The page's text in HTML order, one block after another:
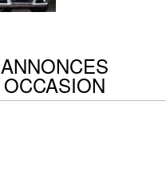
ANNONCES
OCCASION